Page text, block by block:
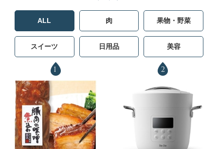
ALL 肉 果物・野菜
スイーツ 日用品 美容
1 2